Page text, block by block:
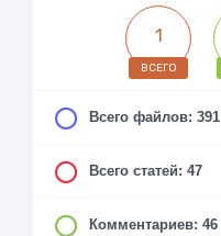
1
ВСЕГО
Всего файлов: 391
Всего статей: 47
Комментариев: 46